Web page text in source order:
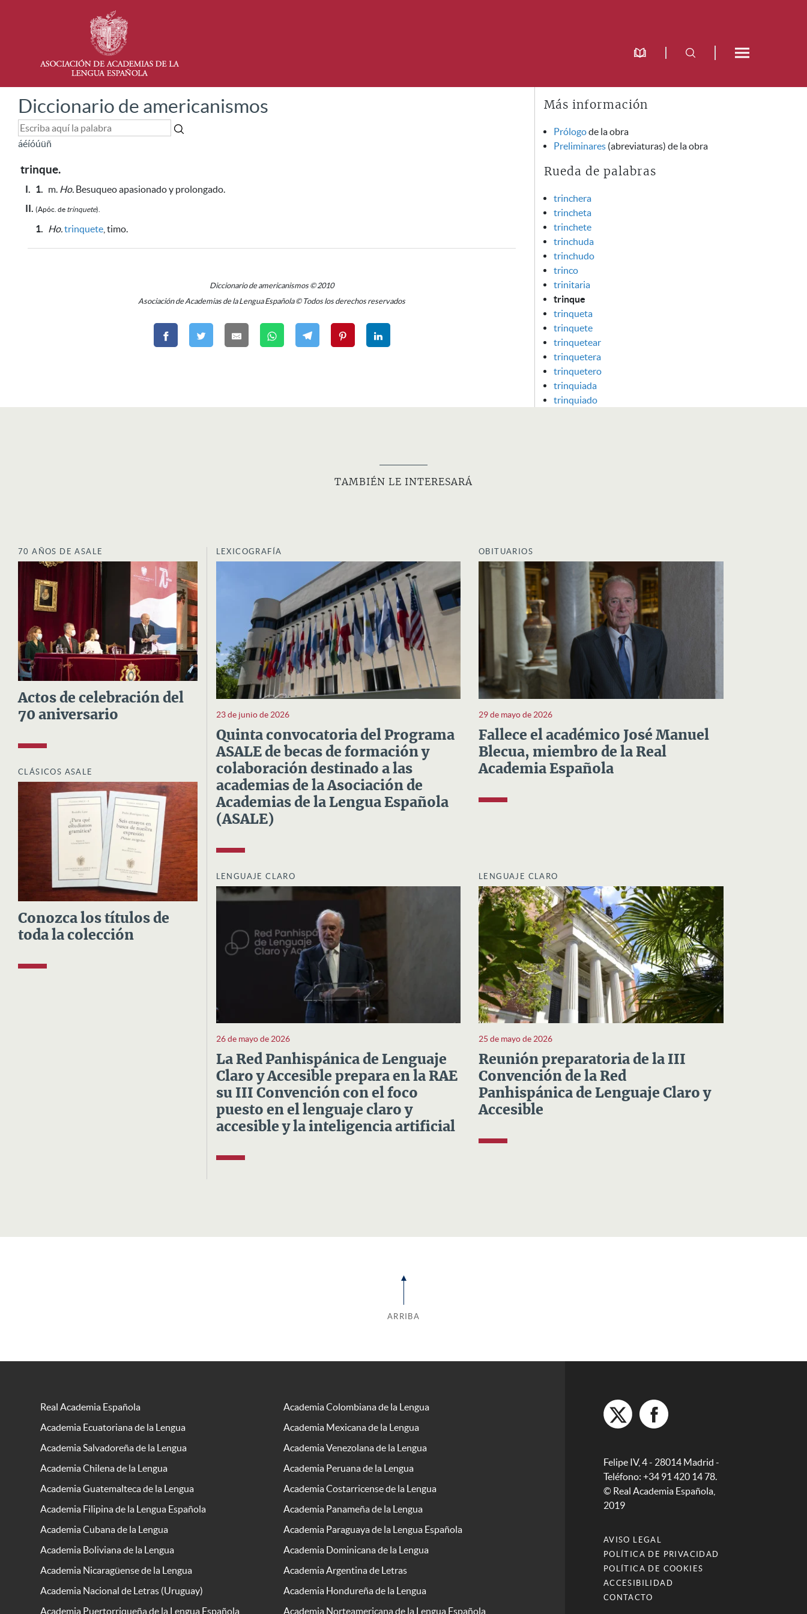
Diccionario de americanismos
áéíóúüñ
trinque.
I. 1. m. Ho. Besuqueo apasionado y prolongado.
II. (Apóc. de trinquete).
1. Ho.trinquete , timo.
Diccionario de americanismos © 2010
Asociación de Academias de la Lengua Española © Todos los derechos reservados
Más información
Prólogode la obra
Preliminares (abreviaturas) de la obra
Rueda de palabras
trinchera
trincheta
trinchete
trinchuda
trinchudo
trinco
trinitaria
trinque
trinqueta
trinquete
trinquetear
trinquetera
trinquetero
trinquiada
trinquiado
TAMBIÉN LE INTERESARÁ
70 AÑOS DE ASALE
Actos de celebración del
70 aniversario
CLÁSICOS ASALE
Conozca los títulos de
toda la colección
LEXICOGRAFÍA
23 de junio de 2026
Quinta convocatoria del Programa
ASALE de becas de formación y
colaboración destinado a las
academias de la Asociación de
Academias de la Lengua Española
(ASALE)
OBITUARIOS
29 de mayo de 2026
Fallece el académico José Manuel
Blecua, miembro de la Real
Academia Española
LENGUAJE CLARO
26 de mayo de 2026
La Red Panhispánica de Lenguaje
Claro y Accesible prepara en la RAE
su III Convención con el foco
puesto en el lenguaje claro y
accesible y la inteligencia artificial
LENGUAJE CLARO
25 de mayo de 2026
Reunión preparatoria de la III
Convención de la Red
Panhispánica de Lenguaje Claro y
Accesible
ARRIBA
Real Academia Española
Academia Colombiana de la Lengua
Academia Ecuatoriana de la Lengua
Academia Mexicana de la Lengua
Academia Salvadoreña de la Lengua
Academia Venezolana de la Lengua
Academia Chilena de la Lengua
Academia Peruana de la Lengua
Academia Guatemalteca de la Lengua
Academia Costarricense de la Lengua
Academia Filipina de la Lengua Española
Academia Panameña de la Lengua
Academia Cubana de la Lengua
Academia Paraguaya de la Lengua Española
Academia Boliviana de la Lengua
Academia Dominicana de la Lengua
Academia Nicaragüense de la Lengua
Academia Argentina de Letras
Academia Nacional de Letras (Uruguay)
Academia Hondureña de la Lengua
Academia Puertorriqueña de la Lengua Española
Academia Norteamericana de la Lengua Española
Felipe IV, 4 - 28014 Madrid -
Teléfono: +34 91 420 14 78.
© Real Academia Española,
2019
AVISO LEGAL
POLÍTICA DE PRIVACIDAD
POLÍTICA DE COOKIES
ACCESIBILIDAD
CONTACTO